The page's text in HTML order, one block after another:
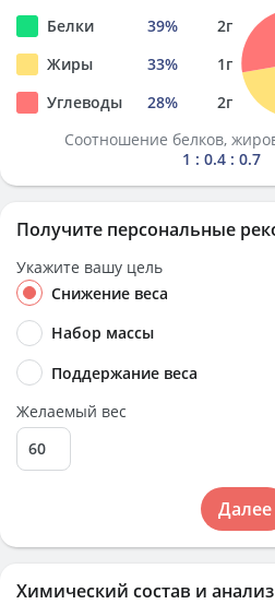
Химический состав и
Белки 39% 2г
Жиры
33% 1г
Углеводы
28% 2г
Соотношение белков,
1 : 0.4 : 0.7
Получите персональные
Укажите вашу цель
Снижение веса
Набор массы
Поддержание веса
Желаемый вес
Далее